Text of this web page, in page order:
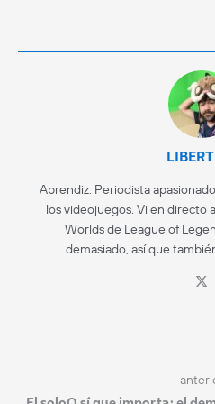
Aprendiz. Periodista
los videojuegos. Vi en directo
Worlds de League of
demasiado, así que